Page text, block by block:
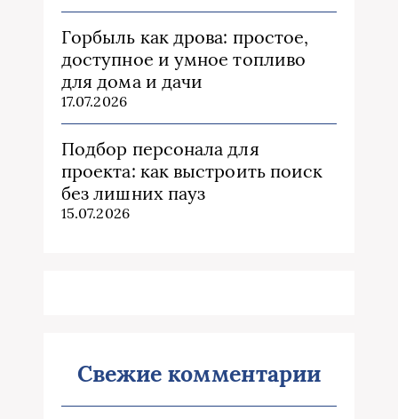
Горбыль как дрова: простое,
доступное и умное топливо
для дома и дачи
17.07.2026
Подбор персонала для
проекта: как выстроить поиск
без лишних пауз
15.07.2026
Свежие комментарии